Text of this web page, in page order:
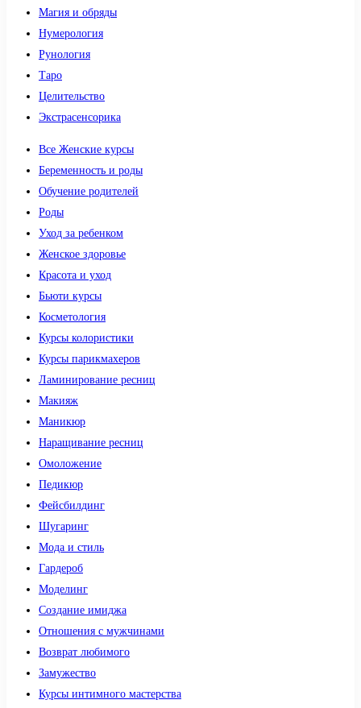
Магия и обряды
Нумерология
Рунология
Таро
Целительство
Экстрасенсорика
Все Женские курсы
Беременность и роды
Обучение родителей
Роды
Уход за ребенком
Женское здоровье
Красота и уход
Бьюти курсы
Косметология
Курсы колористики
Курсы парикмахеров
Ламинирование ресниц
Макияж
Маникюр
Наращивание ресниц
Омоложение
Педикюр
Фейсбилдинг
Шугаринг
Мода и стиль
Гардероб
Моделинг
Создание имиджа
Отношения с мужчинами
Возврат любимого
Замужество
Курсы интимного мастерства